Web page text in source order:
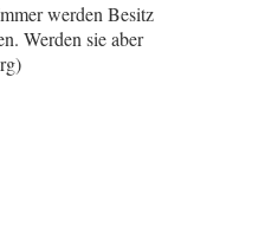
werden Besitz
Werden sie aber